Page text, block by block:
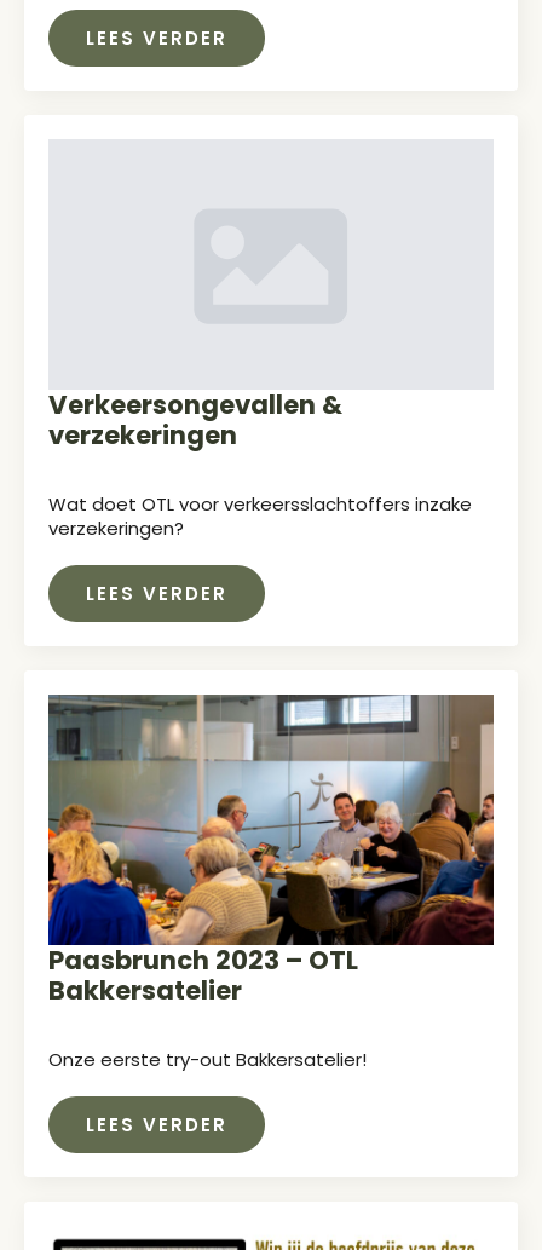
LEES VERDER
Verkeersongevallen &
verzekeringen
Wat doet OTL voor verkeersslachtoffers inzake
verzekeringen?
LEES VERDER
Paasbrunch 2023 – OTL
Bakkersatelier
Onze eerste try-out Bakkersatelier!
LEES VERDER